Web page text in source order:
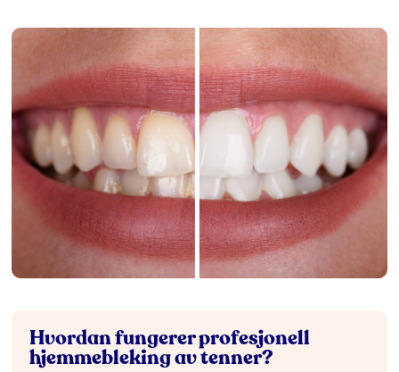
Hvordan fungerer profesjonell
hjemmebleking av tenner?